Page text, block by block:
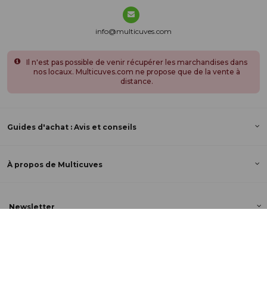
info@multicuves.com
Il n'est pas possible de venir récupérer les marchandises dans
nos locaux. Multicuves.com ne propose que de la vente à
distance.
Guides d'achat : Avis et conseils
À propos de Multicuves
Newsletter